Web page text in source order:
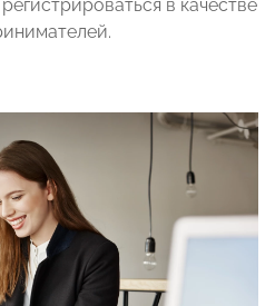
в качестве